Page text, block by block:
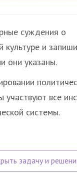
суждения о
культуре и
они указаны.
участвуют все
системы.